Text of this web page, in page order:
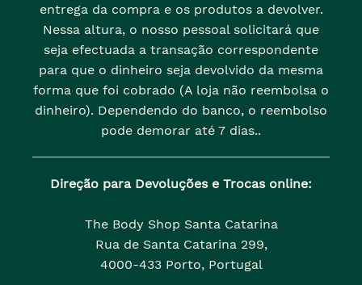
entrega da compra e os produtos a devolver.
Nessa altura, o nosso pessoal solicitará que
seja efectuada a transação correspondente
para que o dinheiro seja devolvido da mesma
forma que foi cobrado (A loja não reembolsa o
dinheiro). Dependendo do banco, o reembolso
pode demorar até 7 dias..
Direção para Devoluções e Trocas online:
The Body Shop Santa Catarina
Rua de Santa Catarina 299,
4000-433 Porto, Portugal